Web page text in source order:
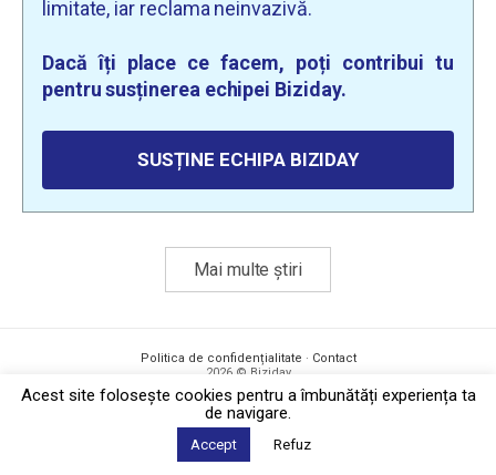
limitate, iar reclama neinvazivă.
Dacă îți place ce facem, poți contribui tu
pentru susținerea echipei Biziday.
SUSȚINE ECHIPA BIZIDAY
Mai multe știri
Politica de confidențialitate · Contact
2026 © Biziday
Acest site foloseşte cookies pentru a îmbunătăți experiența ta
de navigare.
Accept Refuz